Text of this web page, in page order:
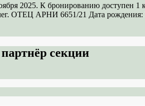
2025. К бронированию доступен
ОТЕЦ АРНИ 6651/21 Дата рождения:
секции